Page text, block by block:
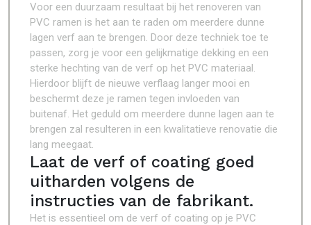
Voor een duurzaam resultaat bij het renoveren van
PVC ramen is het aan te raden om meerdere dunne
lagen verf aan te brengen. Door deze techniek toe te
passen, zorg je voor een gelijkmatige dekking en een
sterke hechting van de verf op het PVC materiaal.
Hierdoor blijft de nieuwe verflaag langer mooi en
beschermt deze je ramen tegen invloeden van
buitenaf. Het geduld om meerdere dunne lagen aan te
brengen zal resulteren in een kwalitatieve renovatie die
lang meegaat.
Laat de verf of coating goed
uitharden volgens de
instructies van de fabrikant.
Het is essentieel om de verf of coating op je PVC